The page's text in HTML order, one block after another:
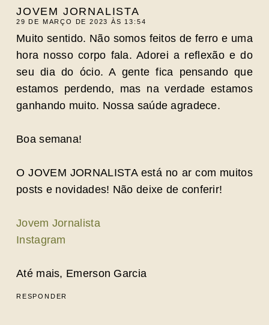
JOVEM JORNALISTA
29 DE MARÇO DE 2023 ÀS 13:54
Muito sentido. Não somos feitos de ferro e uma
hora nosso corpo fala. Adorei a reflexão e do
seu dia do ócio. A gente fica pensando que
estamos perdendo, mas na verdade estamos
ganhando muito. Nossa saúde agradece.
Boa semana!
O JOVEM JORNALISTA está no ar com muitos
posts e novidades! Não deixe de conferir!
Jovem Jornalista
Instagram
Até mais, Emerson Garcia
RESPONDER